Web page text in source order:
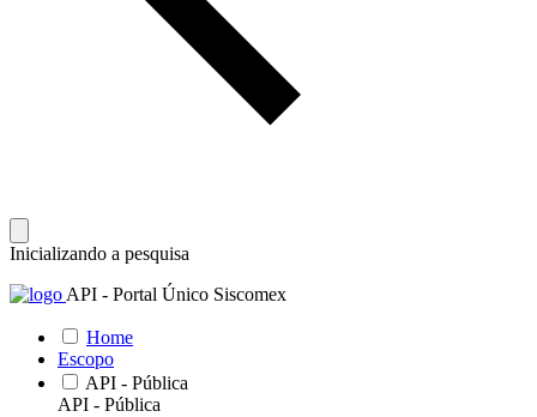
Inicializando a pesquisa
API - Portal Único Siscomex
Home
Escopo
API - Pública
API - Pública